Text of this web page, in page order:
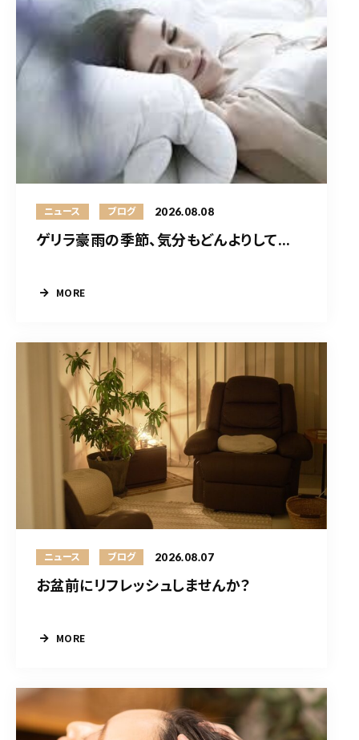
ニュース ブログ 2026.08.08
ゲリラ豪雨の季節、気分もどんよりして...
MORE
ニュース ブログ 2026.08.07
お盆前にリフレッシュしませんか？
MORE